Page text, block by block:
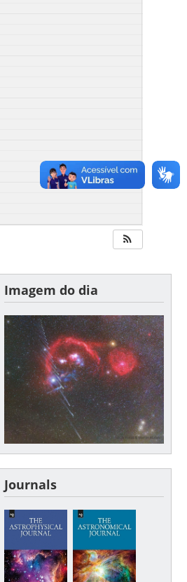
Imagem do dia
Journals